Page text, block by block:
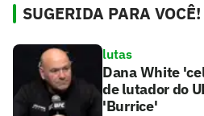
SUGERIDA PARA VOCÊ!
lutas
Dana White
de lutador do
'Burrice'